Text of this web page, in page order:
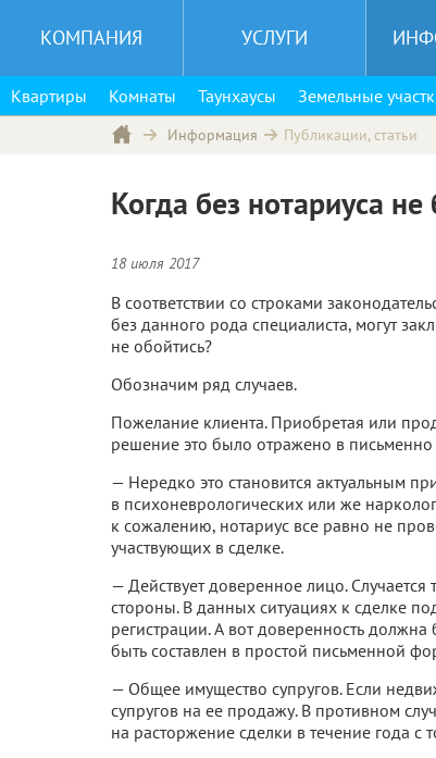
КОМПАНИЯ УСЛУГИ
Квартиры Комнаты Таунхаусы Земельные
Информация Публикации, статьи
Когда без нотариуса не
18 июля 2017
В соответствии со строками
без данного рода специалиста, могут
не обойтись?
Обозначим ряд случаев.
Пожелание клиента. Приобретая или
решение это было отражено в письменно
— Нередко это становится актуальным
в психоневрологических или же
к сожалению, нотариус все равно не
участвующих в сделке.
— Действует доверенное лицо.
стороны. В данных ситуациях к сделке
регистрации. А вот доверенность
быть составлен в простой письменной
— Общее имущество супругов. Если
супругов на ее продажу. В противном
на расторжение сделки в течение года с